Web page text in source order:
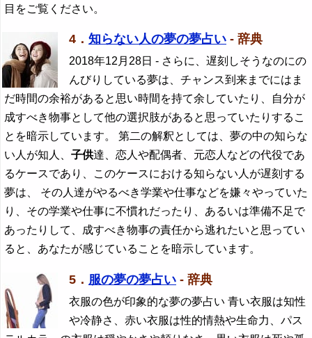
目をご覧ください。
4． 知らない人の夢の夢占い - 辞典
2018年12月28日 - さらに、遅刻しそうなのにの
んびりしている夢は、チャンス到来までにはま
だ時間の余裕があると思い時間を持て余していたり、自分が
成すべき物事として他の選択肢があると思っていたりするこ
とを暗示しています。 第二の解釈としては、夢の中の知らな
い人が知人、子供達、恋人や配偶者、元恋人などの代役であ
るケースであり、このケースにおける知らない人が遅刻する
夢は、 その人達がやるべき学業や仕事などを嫌々やっていた
り、その学業や仕事に不慣れだったり、あるいは準備不足で
あったりして、成すべき物事の責任から逃れたいと思ってい
ると、あなたが感じていることを暗示しています。
5． 服の夢の夢占い - 辞典
衣服の色が印象的な夢の夢占い 青い衣服は知性
や冷静さ、赤い衣服は性的情熱や生命力、パス